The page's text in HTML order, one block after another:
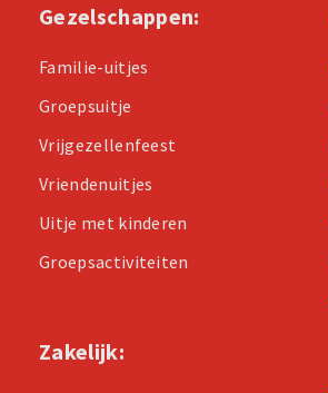
Gezelschappen:
Familie-uitjes
Groepsuitje
Vrijgezellenfeest
Vriendenuitjes
Uitje met kinderen
Groepsactiviteiten
Zakelijk: